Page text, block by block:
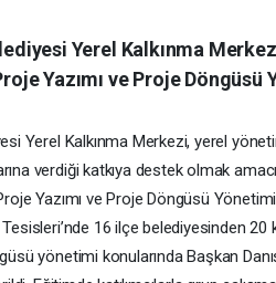
Yerel Kalkınma
Yazımı ve Proje
Yerel Kalkınma Merkezi, yerel
verdiği katkıya destek olmak
Yazımı ve Proje Döngüsü
16 ilçe belediyesinden 20
yönetimi konularında Başkan